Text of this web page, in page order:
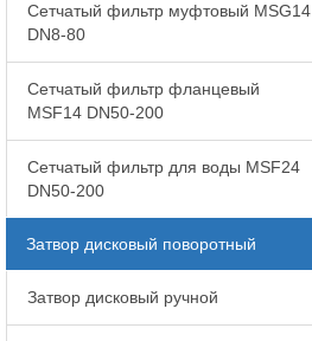
Сетчатый фильтр муфтовый MSG14
DN8-80
Сетчатый фильтр фланцевый
MSF14 DN50-200
Сетчатый фильтр для воды MSF24
DN50-200
Затвор дисковый поворотный
Затвор дисковый ручной